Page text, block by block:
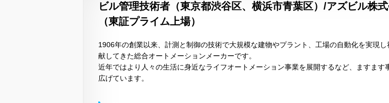
ビル管理技術者（東京都渋谷区、横浜市青葉区）/アズビル株
（東証プライム上場）
1906年の創業以来、計測と制御の技術で大規模な建物やプラント、工場の自動化を実現し
献してきた総合オートメーションメーカーです。
近年ではより人々の生活に身近なライフオートメーション事業を展開するなど、ますます
広げています。